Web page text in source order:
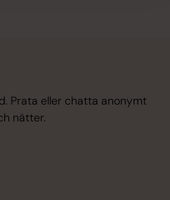
Prata eller chatta anonymt
nätter.